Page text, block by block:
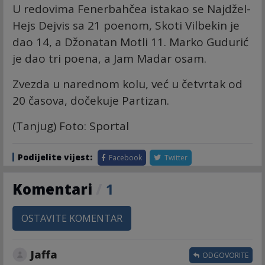
U redovima Fenerbahčea istakao se Najdžel-
Hejs Dejvis sa 21 poenom, Skoti Vilbekin je
dao 14, a Džonatan Motli 11. Marko Gudurić
je dao tri poena, a Jam Madar osam.
Zvezda u narednom kolu, već u četvrtak od
20 časova, dočekuje Partizan.
(Tanjug) Foto: Sportal
Podijelite vijest: Facebook Twitter
Komentari 1
OSTAVITE KOMENTAR
Jaffa ODGOVORITE